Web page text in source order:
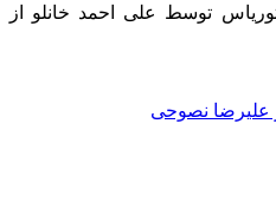
توسط علی احمد خانلو از
علیرضا نصوحی